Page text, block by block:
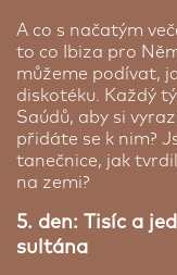
A co s načatým
to co Ibiza pro
můžeme podívat,
diskotéku. Každý
Saúdů, aby si
přidáte se k nim?
tanečnice, jak
na zemi?
5. den: Tisíc a
sultána